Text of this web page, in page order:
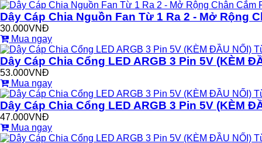
Dây Cáp Chia Nguồn Fan Từ 1 Ra 2 - Mở Rộng
30.000VNĐ
Mua ngay
Dây Cáp Chia Cổng LED ARGB 3 Pin 5V (KÈM
53.000VNĐ
Mua ngay
Dây Cáp Chia Cổng LED ARGB 3 Pin 5V (KÈM
47.000VNĐ
Mua ngay